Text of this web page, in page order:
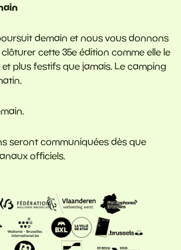
demain et nous vous donnons
cette 35e édition comme elle le
et plus festifs que jamais. Le camping
seront communiquées dès que
officiels.